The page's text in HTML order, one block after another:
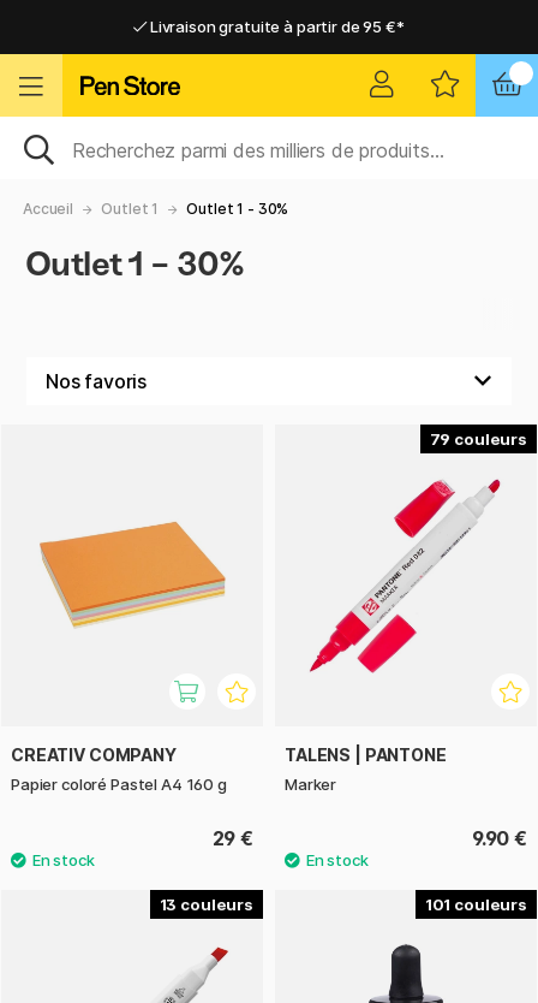
Livraison gratuite à partir de 95 €*
Livraison domicile ou point relais
Livraison gratuite à partir de 95 €*
Livraison domicile ou point relais
Accueil Outlet 1 Outlet 1 - 30%
Outlet 1 - 30%
CREATIV COMPANY
Papier coloré Pastel A4 160 g
29 €
79
TALENS | PANTONE
Marker
9.90 €
13 101